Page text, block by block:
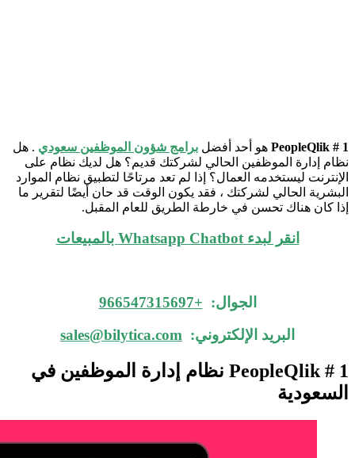
PeopleQlik # 1 هو أحد أفضل برامج شؤون الموظفين سعودي . هل
نظام إدارة الموظفين الحالي لشركتك قديم؟ هل لديك نظام على
الإنترنت ليستخدمه العمال؟ إذا لم تعد مرتاحًا لتطبيق نظام الموارد
البشرية الحالي لشركتك ، فقد يكون الوقت قد حان أيضًا لتقرير ما
إذا كان هناك تحسن في خارطة الطريق للعام المقبل.
انقر لبدء Whatsapp Chatbot بالمبيعات
الجوال: +966547315697
البريد الإلكتروني: sales@bilytica.com
PeopleQlik # 1 نظام إدارة الموظفين في
السعودية